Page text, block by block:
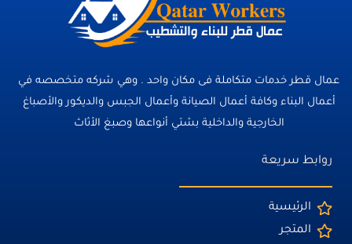
عمال قطر خدمات متكاملة فى مكان واحد . وهي شركه متخصصه في
أعمال البناء وكافة أعمال الصيانة وأعمال الجبس والديكور والأصباغ
الخارجية والداخلية بشتي أنواعها وصبغ الأثاث
روابط سريعة
الرئيسية
المتجر